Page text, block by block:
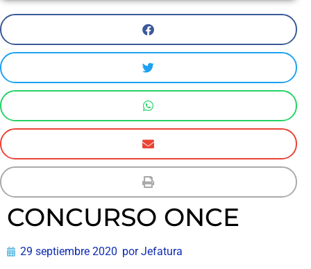
CONCURSO ONCE
29 septiembre 2020 porJefatura